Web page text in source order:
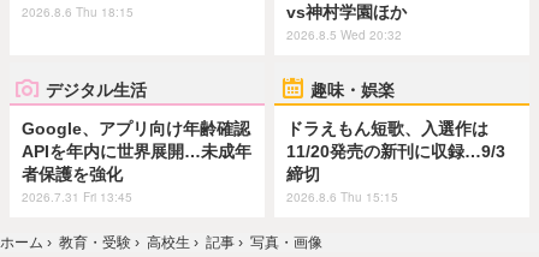
2026.8.6 Thu 18:15
vs神村学園ほか
2026.8.5 Wed 20:32
デジタル生活
Google、アプリ向け年齢確認
APIを年内に世界展開…未成年
者保護を強化
2026.7.31 Fri 13:45
趣味・娯楽
ドラえもん短歌、入選作は
11/20発売の新刊に収録…9/3
締切
2026.8.6 Thu 15:15
ホーム › 教育・受験 › 高校生 › 記事 › 写真・画像